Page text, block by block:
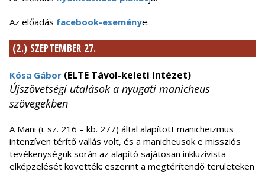
Az előadás facebook-eseménye.
(2.) SZEPTEMBER 27.
Kósa Gábor (ELTE Távol-keleti Intézet)
Újszövetségi utalások a nyugati manicheus
szövegekben
A Mānī (i. sz. 216 – kb. 277) által alapított manicheizmus
intenzíven térítő vallás volt, és a manicheusok e missziós
tevékenységük során az alapító sajátosan inkluzivista
elképzelését követték: eszerint a megtérítendő területeken